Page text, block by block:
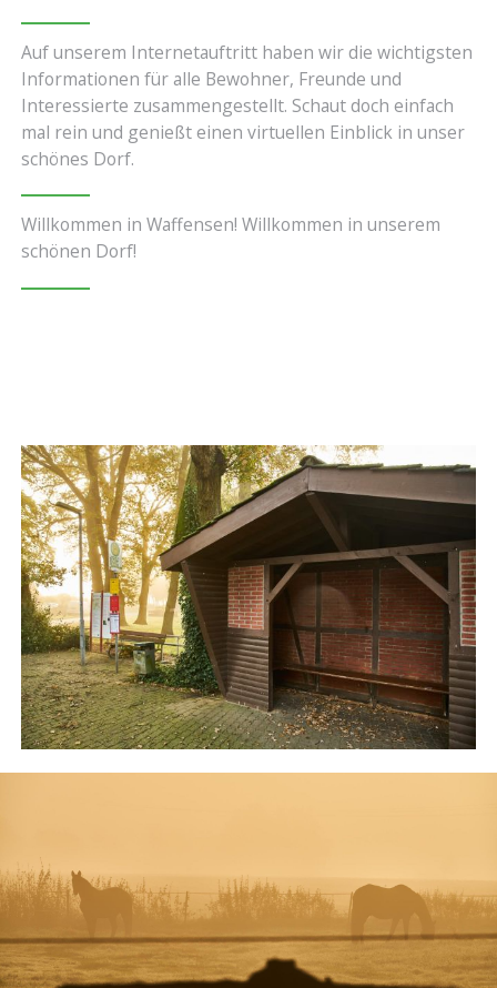
Auf unserem Internetauftritt haben wir die wichtigsten
Informationen für alle Bewohner, Freunde und
Interessierte zusammengestellt. Schaut doch einfach
mal rein und genießt einen virtuellen Einblick in unser
schönes Dorf.
Willkommen in Waffensen! Willkommen in unserem
schönen Dorf!